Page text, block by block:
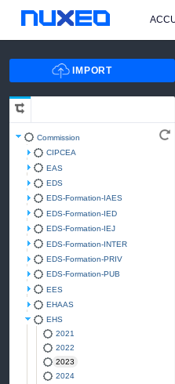
Commission
CIPCEA
EAS
EDS
EDS-Formation-IAES
EDS-Formation-IED
EDS-Formation-IEJ
EDS-Formation-INTER
EDS-Formation-PRIV
EDS-Formation-PUB
EES
EHAAS
EHS
2021
2022
2023
2024